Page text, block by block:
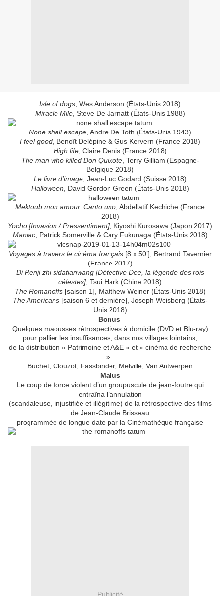
Isle of dogs , Wes Anderson (États-Unis 2018)
Miracle Mile, Steve De Jarnatt (États-Unis 1988)
None shall escape , Andre De Toth (États-Unis 1943)
I feel good , Benoît Delépine & Gus Kervern (France 2018)
High life, Claire Denis (France 2018)
The man who killed Don Quixote, Terry Gilliam (Espagne-
Belgique 2018)
Le livre d’image, Jean-Luc Godard (Suisse 2018)
Halloween , David Gordon Green (États-Unis 2018)
Mektoub mon amour. Canto uno , Abdellatif Kechiche (France
2018)
Yocho [Invasion / Pressentiment] , Kiyoshi Kurosawa (Japon 2017)
Maniac, Patrick Somerville & Cary Fukunaga (États-Unis 2018)
Voyages à travers le cinéma français[8 x 50’], Bertrand Tavernier
(France 2017)
Di Renji zhi sidatianwang [Détective Dee, la légende des rois
célestes] , Tsui Hark (Chine 2018)
The Romanoffs[saison 1], Matthew Weiner (États-Unis 2018)
The Americans[saison 6 et dernière], Joseph Weisberg (États-
Unis 2018)
Bonus
Quelques maousses rétrospectives à domicile (DVD et Blu-ray)
pour pallier les insuffisances, dans nos villages lointains,
de la distribution « Patrimoine et A&E » et « cinéma de recherche
» :
Buchet, Clouzot, Fassbinder, Melville, Van Antwerpen
Malus
Le coup de force violent d’un groupuscule de jean-foutre qui
entraîna l’annulation
(scandaleuse, injustifiée et illégitime) de la rétrospective des films
de Jean-Claude Brisseau
programmée de longue date par la Cinémathèque française
Publicité